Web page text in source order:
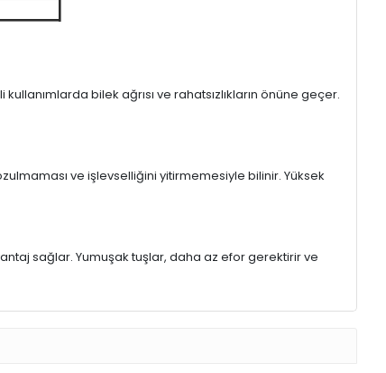
bilek ağrısı ve rahatsızlıkların önüne geçer.
ve işlevselliğini yitirmemesiyle bilinir. Yüksek
sağlar. Yumuşak tuşlar, daha az efor gerektirir ve